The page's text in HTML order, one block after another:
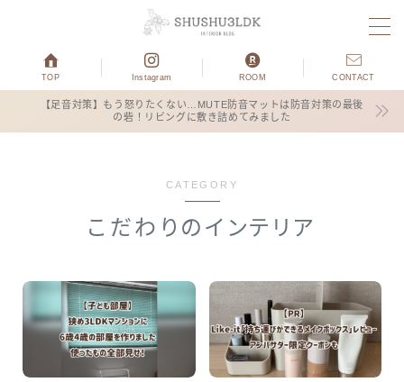
MENU
お得情報
ブログ×仕事
TOP Instagram ROOM CONTACT
【足音対策】もう怒りたくない…MUTE防音マットは防音対策の最後
の砦！リビングに敷き詰めてみました
CATEGORY
こだわりのインテリア